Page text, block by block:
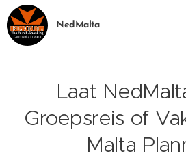
NedMalta
Laat
Groepsreis of
Malta